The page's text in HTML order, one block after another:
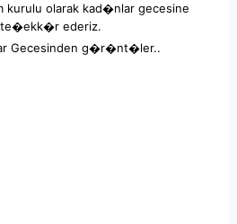
kurulu olarak kad�nlar gecesine
ederiz.
Gecesinden g�r�nt�ler..